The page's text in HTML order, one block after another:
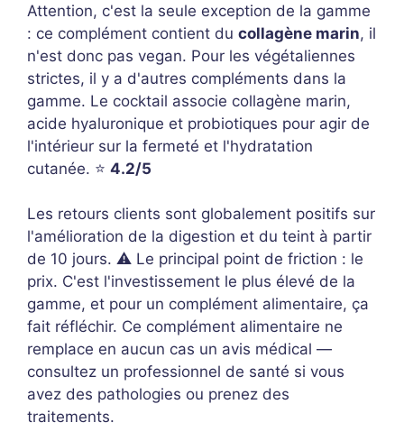
Attention, c'est la seule exception de la gamme
: ce complément contient du collagène marin, il
n'est donc pas vegan. Pour les végétaliennes
strictes, il y a d'autres compléments dans la
gamme. Le cocktail associe collagène marin,
acide hyaluronique et probiotiques pour agir de
l'intérieur sur la fermeté et l'hydratation
cutanée. ⭐ 4.2/5
Les retours clients sont globalement positifs sur
l'amélioration de la digestion et du teint à partir
de 10 jours. ⚠️ Le principal point de friction : le
prix. C'est l'investissement le plus élevé de la
gamme, et pour un complément alimentaire, ça
fait réfléchir. Ce complément alimentaire ne
remplace en aucun cas un avis médical —
consultez un professionnel de santé si vous
avez des pathologies ou prenez des
traitements.